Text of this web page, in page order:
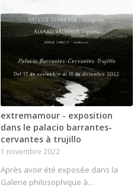
extremamour - exposition
dans le palacio barrantes-
cervantes à trujillo
1 novembre 2022
Après avoir été exposée dans la
Galerie philosophique à…